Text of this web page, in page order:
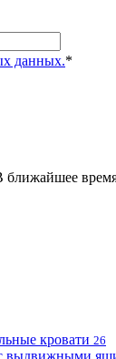
данных.*
кровати 26
выдвижными